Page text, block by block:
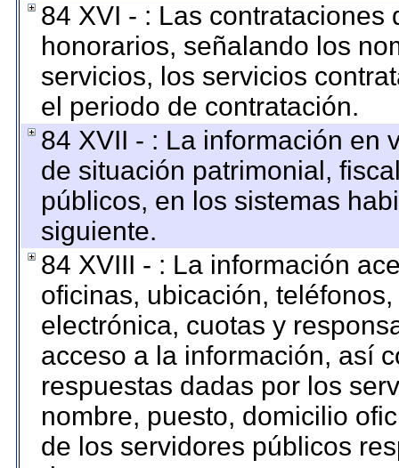
84 XVI - : Las
honorarios, señalando los
servicios, los servicios
el periodo de contratación.
84 XVII - : La información en
de situación patrimonial,
públicos, en los sistemas
siguiente.
84 XVIII - : La información
oficinas, ubicación,
electrónica, cuotas y
acceso a la información, así
respuestas dadas por los
nombre, puesto, domicilio
de los servidores públicos